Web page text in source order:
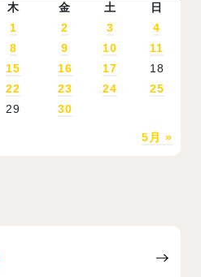
木 金 土 日
5月 »
1 2 3
4
8 9 10
11
15 16 17
18
22 23 24
25
29 30